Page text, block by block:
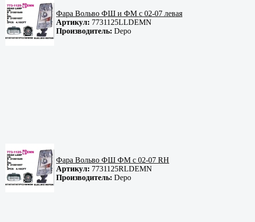
Фара Вольво ФШ и ФМ с 02-07 левая
Артикул: 7731125LLDEMN
Производитель: Depo
Фара Вольво ФШ ФМ с 02-07 RH
Артикул: 7731125RLDEMN
Производитель: Depo